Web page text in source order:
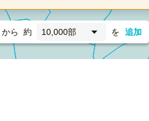
から 約 10,000部 を 追加